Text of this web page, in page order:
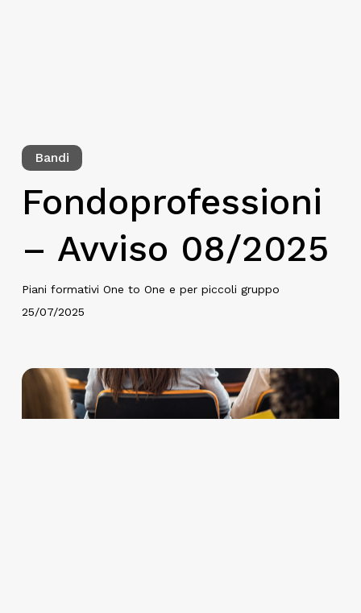
Bandi
Fondoprofessioni
– Avviso 08/2025
Piani formativi One to One e per piccoli gruppo
25/07/2025